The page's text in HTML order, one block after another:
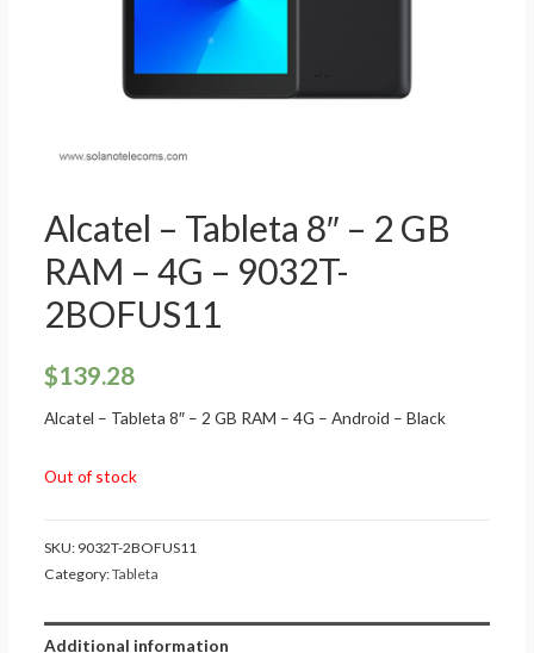
Alcatel – Tableta 8″ – 2 GB
RAM – 4G – 9032T-
2BOFUS11
$139.28
Alcatel – Tableta 8″ – 2 GB RAM – 4G – Android – Black
Out of stock
SKU: 9032T-2BOFUS11
Category:Tableta
Additional information